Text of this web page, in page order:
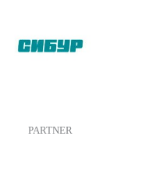
PARTNER